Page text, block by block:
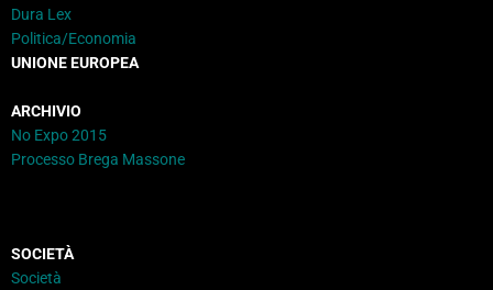
Dura Lex
Politica/Economia
UNIONE EUROPEA
ARCHIVIO
No Expo 2015
Processo Brega Massone
SOCIETÀ
Società